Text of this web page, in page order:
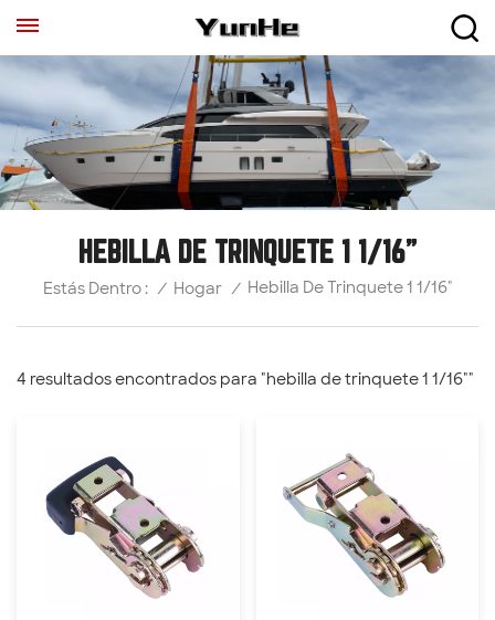
HEBILLA DE TRINQUETE 1 1/16"
Estás Dentro : / Hogar / Hebilla De Trinquete 1 1/16"
4 resultados encontrados para "hebilla de trinquete 1 1/16""